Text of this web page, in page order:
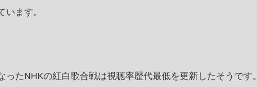
います。
ったNHKの紅白歌合戦は視聴率歴代最低を更新したそうです。